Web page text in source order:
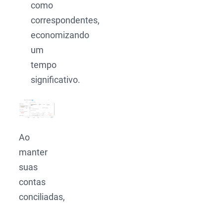
como
correspondentes,
economizando
um
tempo
significativo.
Ao
manter
suas
contas
conciliadas,